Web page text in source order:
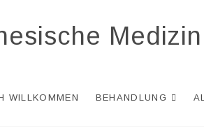
Medizin
WILLKOMMEN BEHANDLUNG